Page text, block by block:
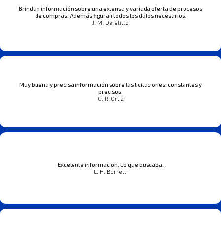
Brindan información sobre una extensa y variada oferta de procesos
de compras. Además figuran todos los datos necesarios.
J. M. Defelitto
Muy buena y precisa información sobre las licitaciones: constantes y
precisos.
G. R. Ortiz
Excelente informacion. Lo que buscaba.
L. H. Borrelli